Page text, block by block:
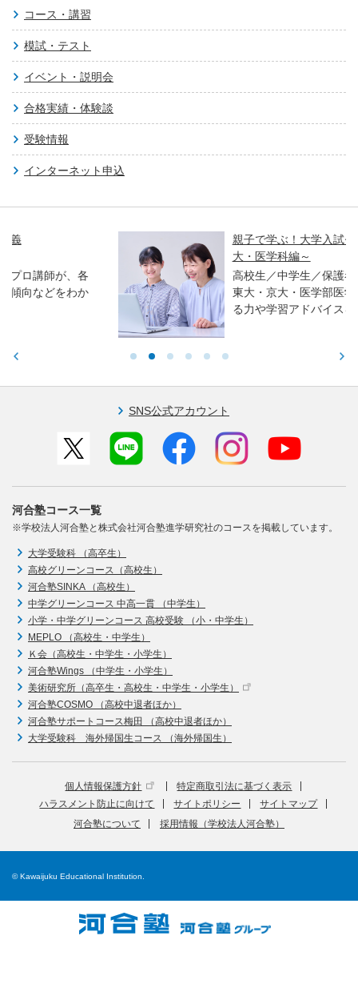
コース・講習
模試・テスト
イベント・説明会
合格実績・体験談
受験情報
インターネット申込
親子で学ぶ！大学入試セミナー ～東大・京
大・医学科編～
高校生／中学生／保護者対象
東大・京大・医学部医学科入試で求められ
る力や学習アドバイスをお伝えします。
SNS公式アカウント
河合塾コース一覧
※学校法人河合塾と株式会社河合塾進学研究社のコースを掲載しています。
大学受験科 （高卒生）
高校グリーンコース（高校生）
河合塾SINKA （高校生）
中学グリーンコース 中高一貫 （中学生）
小学・中学グリーンコース 高校受験 （小・中学生）
MEPLO （高校生・中学生）
Ｋ会（高校生・中学生・小学生）
河合塾Wings （中学生・小学生）
美術研究所（高卒生・高校生・中学生・小学生）
河合塾COSMO （高校中退者ほか）
河合塾サポートコース梅田 （高校中退者ほか）
大学受験科 海外帰国生コース （海外帰国生）
個人情報保護方針
特定商取引法に基づく表示
ハラスメント防止に向けて
サイトポリシー
サイトマップ
河合塾について
採用情報（学校法人河合塾）
© Kawaijuku Educational Institution.